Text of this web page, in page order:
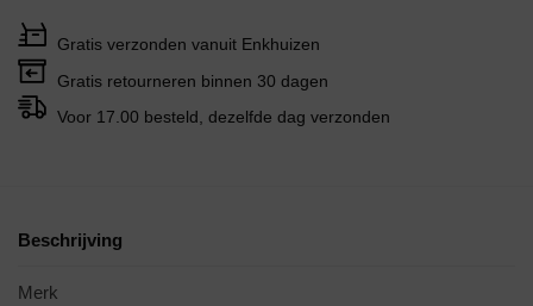
Gratis verzonden vanuit Enkhuizen
Gratis retourneren binnen 30 dagen
Voor 17.00 besteld, dezelfde dag verzonden
Beschrijving
Merk